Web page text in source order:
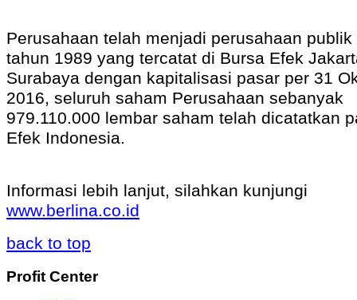
Perusahaan telah menjadi perusahaan publik
tahun 1989 yang tercatat di Bursa Efek
Surabaya dengan kapitalisasi pasar per 31
2016, seluruh saham Perusahaan sebanyak
979.110.000 lembar saham telah dicatatkan
Efek Indonesia.
Informasi lebih lanjut, silahkan kunjungi
www.berlina.co.id
back to top
Profit Center